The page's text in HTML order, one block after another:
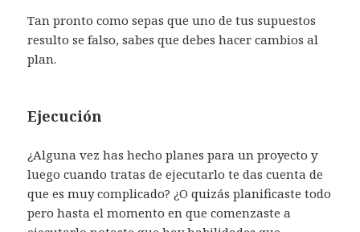
Tan pronto como sepas que uno de tus supuestos
resulto se falso, sabes que debes hacer cambios al
plan.
Ejecución
¿Alguna vez has hecho planes para un proyecto y
luego cuando tratas de ejecutarlo te das cuenta de
que es muy complicado? ¿O quizás planificaste todo
pero hasta el momento en que comenzaste a